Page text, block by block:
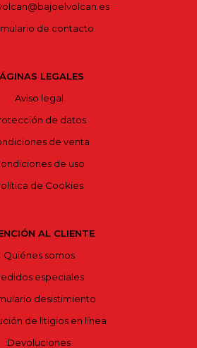
de contacto
LEGALES
Aviso legal
de datos
de venta
de uso
de Cookies
AL CLIENTE
Quiénes somos
especiales
desistimiento
de litigios en línea
Devoluciones